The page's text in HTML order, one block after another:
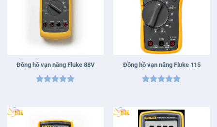
Đồng hồ vạn năng Fluke 88V Đồng hồ vạn năng Fluke 115